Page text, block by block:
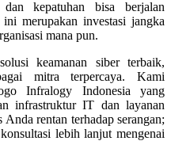
kepatuhan bisa berjalan
merupakan investasi jangka
mana pun.
keamanan siber terbaik,
mitra terpercaya. Kami
Infralogy Indonesia yang
infrastruktur IT dan layanan
rentan terhadap serangan;
lebih lanjut mengenai